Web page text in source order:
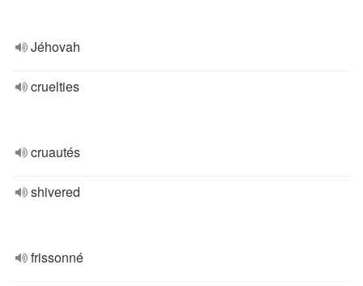
Jéhovah
cruelties
cruautés
shivered
frissonné